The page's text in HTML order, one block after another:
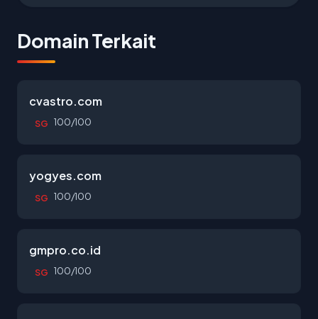
Domain Terkait
cvastro.com
SG 100/100
yogyes.com
SG 100/100
gmpro.co.id
SG 100/100